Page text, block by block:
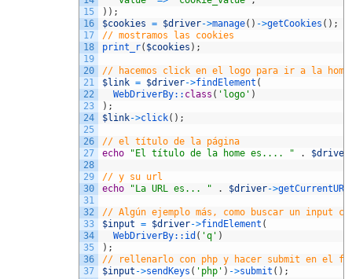
15
16
17
18
19
20
21
22
23
24
25
26
27
28
29
30
31
32
33
34
35
36
37
) ) ;
$cookies = $driver->manage( ) ->getCookies ( ) ;
// mostramos las cookies
print_r( $cookies ) ;
// hacemos click en el logo para ir a la home
$link = $driver->findElement (
WebDriverBy:: class ( 'logo' )
) ;
$link->click( ) ;
// el título de la página
echo
"El título de la home es.... " . $driver
// y su url
echo
"La URL es... " . $driver->getCurrentURL
// Algún ejemplo más, como buscar un input
$input = $driver->findElement (
WebDriverBy:: id ( 'q' )
) ;
// rellenarlo con php y hacer submit en el
$input ->sendKeys ( 'php' ) ->submit ( ) ;